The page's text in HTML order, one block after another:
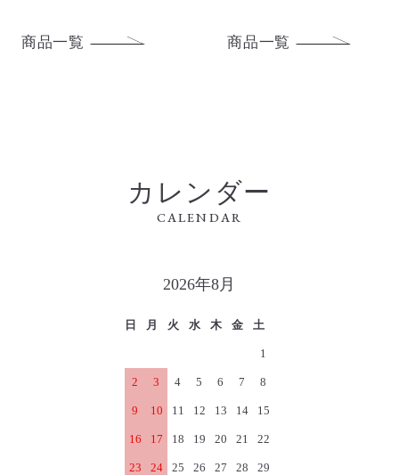
商品一覧 商品一覧
カレンダー
CALENDAR
2026年8月
日 月 火 水 木 金 土
1
2 3 4 5 6 7 8
9 10 11 12 13 14 15
16 17 18 19 20 21 22
23 24 25 26 27 28 29